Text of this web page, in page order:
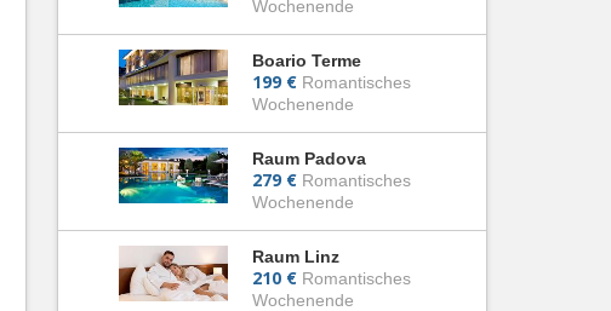
Wochenende
Boario Terme
199 € Romantisches
Wochenende
Raum Padova
279 € Romantisches
Wochenende
Raum Linz
210 € Romantisches
Wochenende